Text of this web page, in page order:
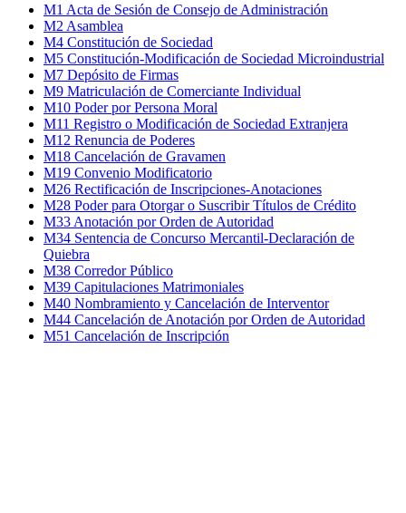
M1 Acta de Sesión de Consejo de Administración
M2 Asamblea
M4 Constitución de Sociedad
M5 Constitución-Modificación de Sociedad Microindustrial
M7 Depósito de Firmas
M9 Matriculación de Comerciante Individual
M10 Poder por Persona Moral
M11 Registro o Modificación de Sociedad Extranjera
M12 Renuncia de Poderes
M18 Cancelación de Gravamen
M19 Convenio Modificatorio
M26 Rectificación de Inscripciones-Anotaciones
M28 Poder para Otorgar o Suscribir Títulos de Crédito
M33 Anotación por Orden de Autoridad
M34 Sentencia de Concurso Mercantil-Declaración de
Quiebra
M38 Corredor Público
M39 Capitulaciones Matrimoniales
M40 Nombramiento y Cancelación de Interventor
M44 Cancelación de Anotación por Orden de Autoridad
M51 Cancelación de Inscripción